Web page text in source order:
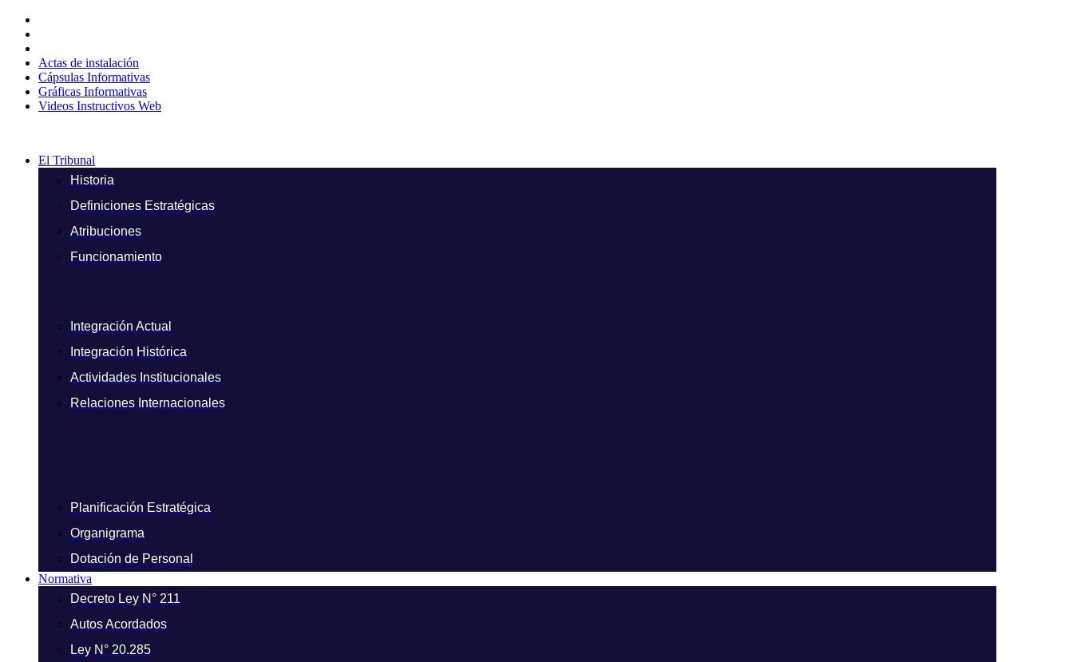
contenido
Actas de instalación
Cápsulas Informativas
Gráficas Informativas
Videos Instructivos Web
El Tribunal
Historia
Definiciones Estratégicas
Atribuciones
Funcionamiento
Integración Actual
Integración Histórica
Actividades Institucionales
Relaciones Internacionales
Planificación Estratégica
Organigrama
Dotación de Personal
Normativa
Decreto Ley N° 211
Autos Acordados
Ley N° 20.285